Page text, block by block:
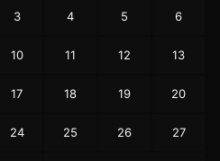
3 4 5 6
10 11 12 13
17 18 19 20
24 25 26 27